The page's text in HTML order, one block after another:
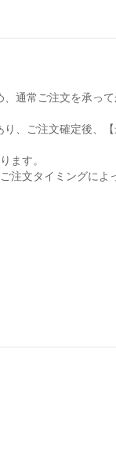
通常ご注文を承っ
、ご注文確定後、
ます。
注文タイミングに